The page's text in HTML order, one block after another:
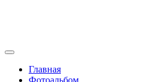
Главная
Фотоальбом